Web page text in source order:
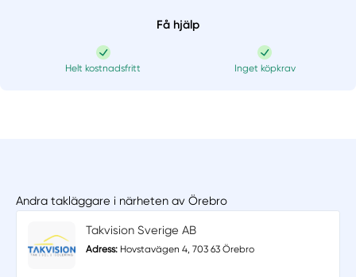
Få hjälp
Helt kostnadsfritt Inget köpkrav
Andra takläggare i närheten av Örebro
Takvision Sverige AB
Adress: Hovstavägen 4, 703 63 Örebro